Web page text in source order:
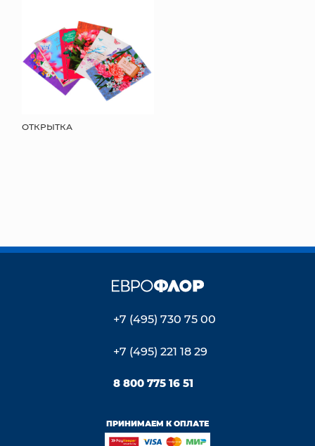
ОТКРЫТКА
+7 (495) 730 75 00
+7 (495) 221 18 29
8 800 775 16 51
ПРИНИМАЕМ К ОПЛАТЕ